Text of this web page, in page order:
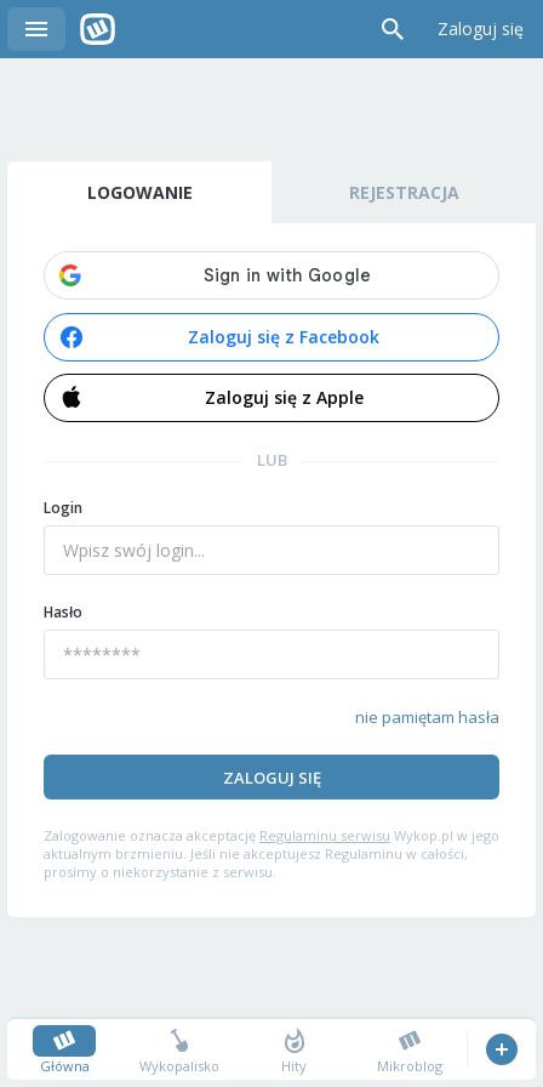
Zaloguj się
LOGOWANIE REJESTRACJA
Zaloguj się z Facebook
Zaloguj się z Apple
LUB
Login
Hasło
nie pamiętam hasła
ZALOGUJ SIĘ
Zalogowanie oznacza akceptację Regulaminu serwisu Wykop.pl w jego
aktualnym brzmieniu. Jeśli nie akceptujesz Regulaminu w całości,
prosimy o niekorzystanie z serwisu.
Główna Wykopalisko Hity Mikroblog